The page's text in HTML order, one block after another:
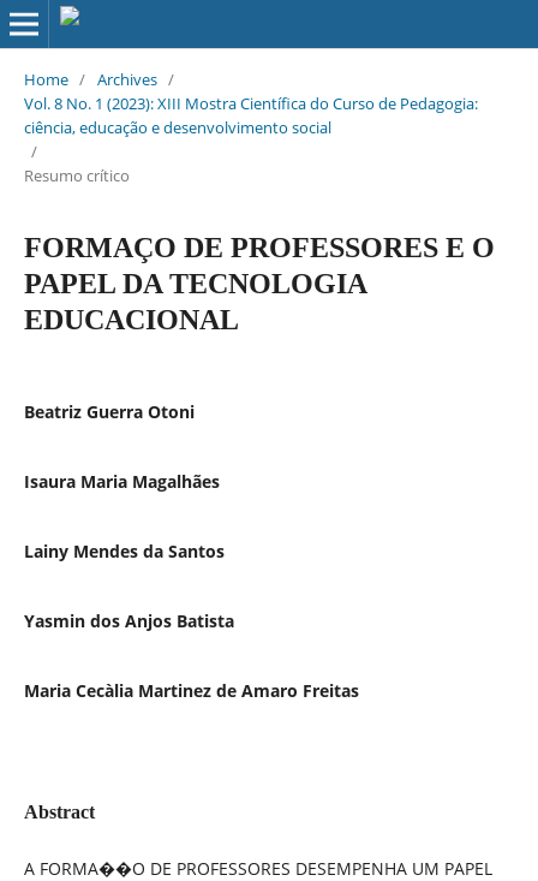
Home / Archives /
Vol. 8 No. 1 (2023): XIII Mostra Científica do Curso de Pedagogia:
ciência, educação e desenvolvimento social
/
Resumo crítico
FORMAÇO DE PROFESSORES E O
PAPEL DA TECNOLOGIA
EDUCACIONAL
Beatriz Guerra Otoni
Isaura Maria Magalhães
Lainy Mendes da Santos
Yasmin dos Anjos Batista
Maria Cecà­lia Martinez de Amaro Freitas
Abstract
A FORMA��O DE PROFESSORES DESEMPENHA UM PAPEL